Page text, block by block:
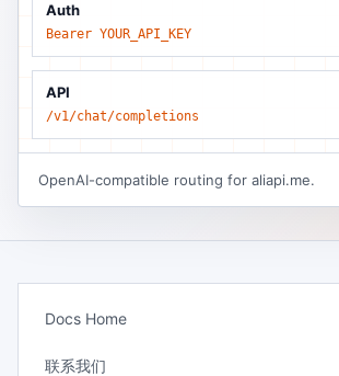
Auth
Bearer YOUR_API_KEY
API
/v1/chat/completions
OpenAI-compatible routing for aliapi.me.
Docs Home
联系我们